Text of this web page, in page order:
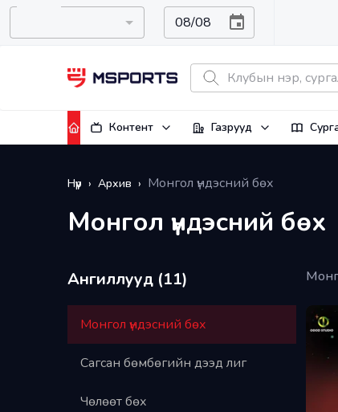
Контент Газрууд
Нүүр › Архив › Монгол үндэсний бөх
Монгол үндэсний бөх
Ангиллууд (11)
Монгол үндэсний бөх
Сагсан бөмбөгийн дээд лиг
Чөлөөт бөх